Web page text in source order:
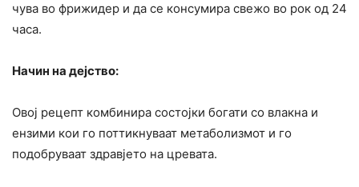
чува во фрижидер и да се консумира свежо во рок од 24
часа.
Начин на дејство:
Овој рецепт комбинира состојки богати со влакна и
ензими кои го поттикнуваат метаболизмот и го
подобруваат здравјето на цревата.